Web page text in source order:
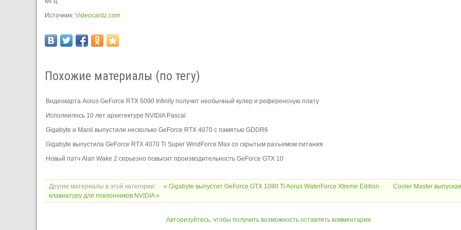
Источник: Videocardz.com
Похожие материалы (по тегу)
Видеокарта Aorus GeForce RTX 5090 Infinity получит необычный кулер и референсную плату
Исполнилось 10 лет архитектуре NVIDIA Pascal
Gigabyte и Manli выпустили несколько GeForce RTX 4070 с памятью GDDR6
Gigabyte выпустила GeForce RTX 4070 Ti Super WindForce Max со скрытым разъемом питания
Новый патч Alan Wake 2 серьезно повысит производительность GeForce GTX 10
Другие материалы в этой категории: « Gigabyte выпустит GeForce GTX 1080 Ti Aorus WaterForce Xtreme Edition
Cooler Master
клавиатуру для поклонников NVIDIA »
Авторизуйтесь, чтобы получить возможность оставлять комментарии